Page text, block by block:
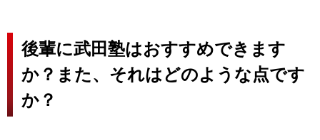
後輩に武田塾はおすすめできます
か？また、それはどのような点です
か？